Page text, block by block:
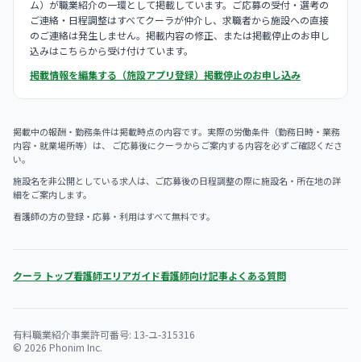
ム）が職業紹介の一環として掲載しています。ご応募の受付・選考の
ご連絡・日程調整はすべてクーラが仲介し、求職者から施設への直接
のご連絡は発生しません。掲載内容の修正、または掲載停止のお申し
込みはこちらから受け付けています。
掲載情報を編集する（施設アプリ登録） 掲載停止のお申し込み
掲載中の報酬・勤務条件は掲載時点の内容です。実際の労働条件（勤務日時・業務
内容・就業場所等）は、 ご応募後にクーラからご案内する内容を必ずご確認くださ
い。
施設名を非公開としている求人は、ご応募後の日程調整の際に施設名・所在地の詳
細をご案内します。
看護師の方の登録・応募・利用はすべて無料です。
クーラ トップ看護師エリアガイド看護師向け記事よくある質問
有料職業紹介事業許可番号: 13-ユ-315316
© 2026 Phonim Inc.